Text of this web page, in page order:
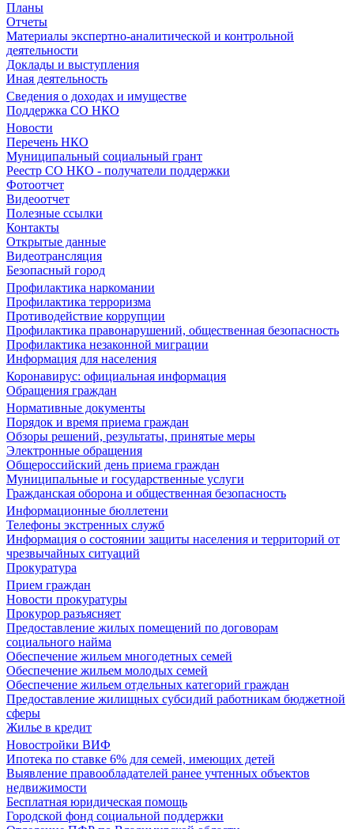
Планы
Отчеты
Материалы экспертно-аналитической и контрольной
деятельности
Доклады и выступления
Иная деятельность
Сведения о доходах и имуществе
Поддержка СО НКО
Новости
Перечень НКО
Муниципальный социальный грант
Реестр СО НКО - получатели поддержки
Фотоотчет
Видеоотчет
Полезные ссылки
Контакты
Открытые данные
Видеотрансляция
Безопасный город
Профилактика наркомании
Профилактика терроризма
Противодействие коррупции
Профилактика правонарушений, общественная безопасность
Профилактика незаконной миграции
Информация для населения
Коронавирус: официальная информация
Обращения граждан
Нормативные документы
Порядок и время приема граждан
Обзоры решений, результаты, принятые меры
Электронные обращения
Общероссийский день приема граждан
Муниципальные и государственные услуги
Гражданская оборона и общественная безопасность
Информационные бюллетени
Телефоны экстренных служб
Информация о состоянии защиты населения и территорий от
чрезвычайных ситуаций
Прокуратура
Прием граждан
Новости прокуратуры
Прокурор разъясняет
Предоставление жилых помещений по договорам
социального найма
Обеспечение жильем многодетных семей
Обеспечение жильем молодых семей
Обеспечение жильем отдельных категорий граждан
Предоставление жилищных субсидий работникам бюджетной
сферы
Жилье в кредит
Новостройки ВИФ
Ипотека по ставке 6% для семей, имеющих детей
Выявление правообладателей ранее учтенных объектов
недвижимости
Бесплатная юридическая помощь
Городской фонд социальной поддержки